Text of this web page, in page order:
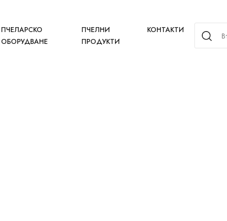
ПЧЕЛАРСКО
ОБОРУДВАНЕ
ПЧЕЛНИ
ПРОДУКТИ
КОНТАКТИ